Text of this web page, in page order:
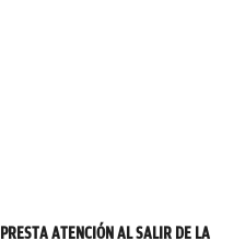
PRESTA ATENCIÓN AL SALIR DE LA